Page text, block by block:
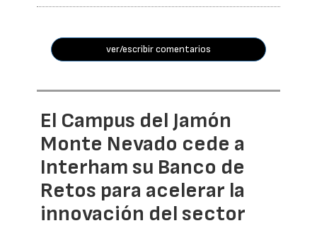
ver/escribir comentarios
El Campus del Jamón
Monte Nevado cede a
Interham su Banco de
Retos para acelerar la
innovación del sector